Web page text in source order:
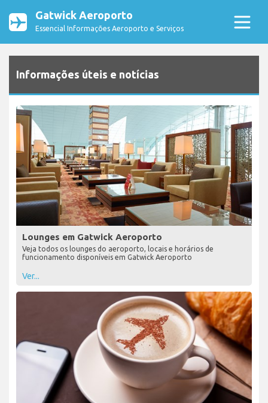
Gatwick Aeroporto
Essencial Informações Aeroporto e Serviços
Informações úteis e notícias
Lounges em Gatwick Aeroporto
Veja todos os lounges do aeroporto, locais e horários de
funcionamento disponíveis em Gatwick Aeroporto
Ver...